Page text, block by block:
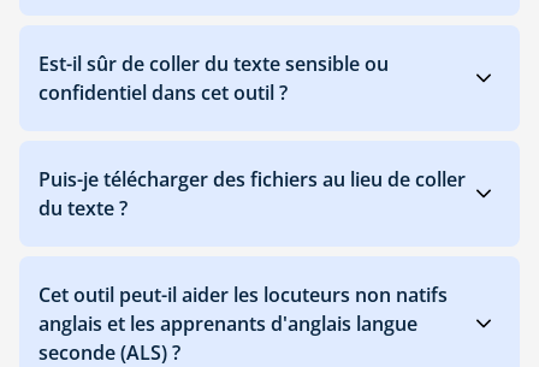
Est-il sûr de coller du texte sensible ou
confidentiel dans cet outil ?
Puis-je télécharger des fichiers au lieu de coller
du texte ?
Cet outil peut-il aider les locuteurs non natifs
anglais et les apprenants d'anglais langue
seconde (ALS) ?